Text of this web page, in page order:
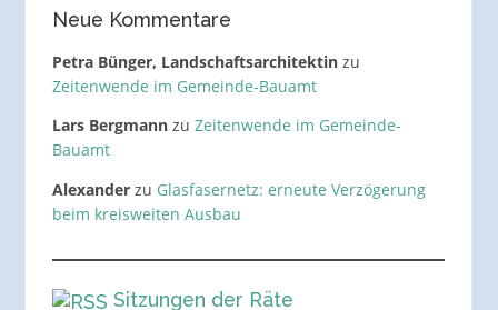
Neue Kommentare
Petra Bünger, Landschaftsarchitektinzu
Zeitenwende im Gemeinde-Bauamt
Lars Bergmannzu Zeitenwende im Gemeinde-
Bauamt
Alexanderzu Glasfasernetz: erneute Verzögerung
beim kreisweiten Ausbau
Sitzungen der Räte